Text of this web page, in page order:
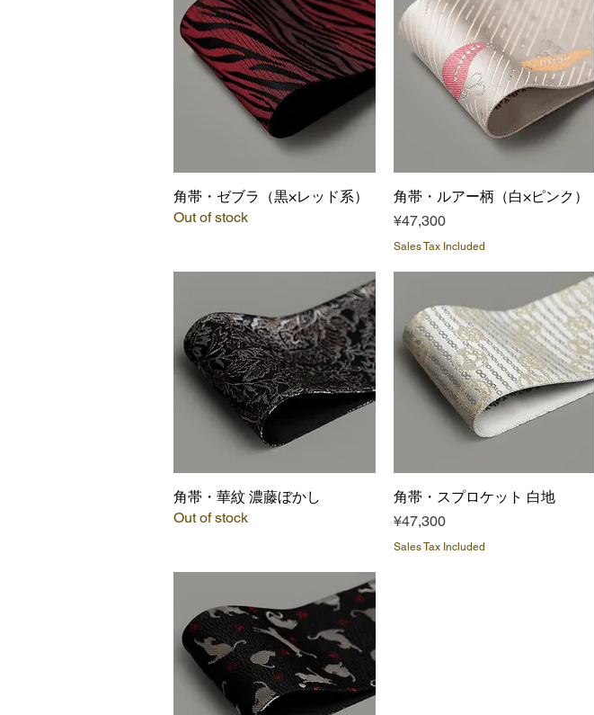
Quick View
角帯・ゼブラ（黒×レッド系）
Out of stock
Quick View
角帯・ルアー柄（白×ピンク）
Price
¥47,300
Sales Tax Included
Quick View
角帯・華紋 濃藤ぼかし
Out of stock
Quick View
角帯・スプロケット 白地
Price
¥47,300
Sales Tax Included